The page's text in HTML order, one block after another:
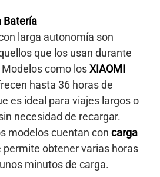
Batería
larga autonomía son
que los usan durante
Modelos como losXIAOMI
hasta 36 horas de
es ideal para viajes largos o
necesidad de recargar.
modelos cuentan con carga
permite obtener varias horas
minutos de carga.